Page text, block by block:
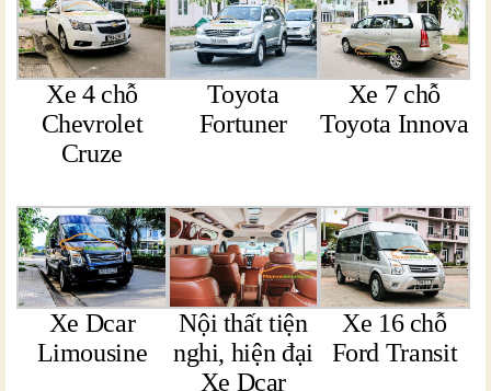
Xe 4 chỗ
Chevrolet
Cruze
Toyota
Fortuner
Xe 7 chỗ
Toyota Innova
Xe Dcar
Limousine
Nội thất tiện
nghi, hiện đại
Xe Dcar
Xe 16 chỗ
Ford Transit